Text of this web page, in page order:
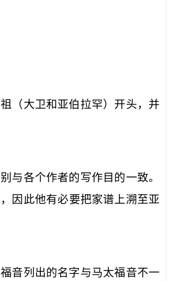
（大卫和亚伯拉罕）开头，并
与各个作者的写作目的一致。
因此他有必要把家谱上溯至亚
音列出的名字与马太福音不一